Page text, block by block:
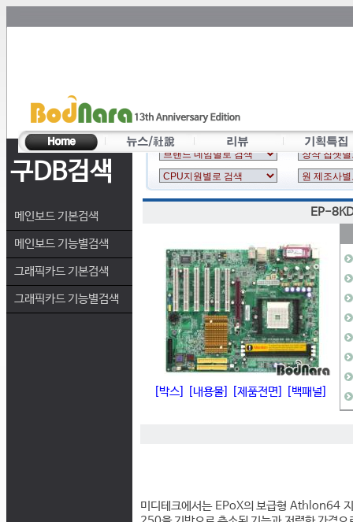
구DB검색
메인보드 기본검색
메인보드 기능별검색
그래픽카드 기본검색
그래픽카드 기능별검색
EP-
[박스] [내용물] [제품전면] [백패널]
미디테크에서는 EPoX의 보급형 Athlon64